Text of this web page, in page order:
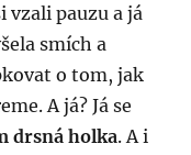
vzali pauzu a já
smích a
o tom, jak
A já? Já se
drsná holka. A i